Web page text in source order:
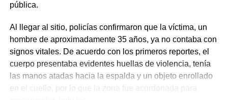
pública.
Al llegar al sitio, policías confirmaron que la víctima, un
hombre de aproximadamente 35 años, ya no contaba con
signos vitales. De acuerdo con los primeros reportes, el
cuerpo presentaba evidentes huellas de violencia, tenía
las manos atadas hacia la espalda y un objeto enrollado
en el cuello, por lo que la zona fue acordonada para